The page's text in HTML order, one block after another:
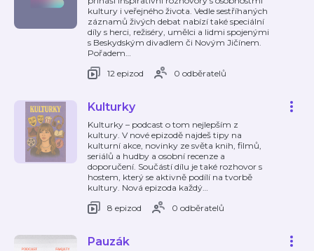
kultury i veřejného života. Vedle sestříhaných
záznamů živých debat nabízí také speciální
díly s herci, režiséry, umělci a lidmi spojenými
s Beskydským divadlem či Novým Jičínem.
Pořadem…
12 epizod
0 odběratelů
Kulturky
Kulturky – podcast o tom nejlepším z
kultury. V nové epizodě najdeš tipy na
kulturní akce, novinky ze světa knih, filmů,
seriálů a hudby a osobní recenze a
doporučení. Součástí dílu je také rozhovor s
hostem, který se aktivně podílí na tvorbě
kultury. Nová epizoda každý…
8 epizod
0 odběratelů
Pauzák